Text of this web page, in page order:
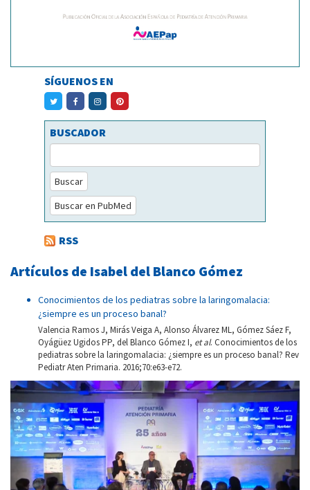
SÍGUENOS EN
BUSCADOR
Buscar
Buscar en PubMed
RSS
Artículos de Isabel del Blanco Gómez
Conocimientos de los pediatras sobre la laringomalacia:
¿siempre es un proceso banal?
Valencia Ramos J, Mirás Veiga A, Alonso Álvarez ML, Gómez Sáez F,
Oyágüez Ugidos PP, del Blanco Gómez I, et al. Conocimientos de los
pediatras sobre la laringomalacia: ¿siempre es un proceso banal? Rev
Pediatr Aten Primaria. 2016;70:e63-e72.